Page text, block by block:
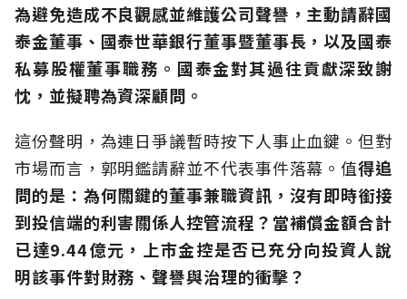
為避免造成不良觀感並維護公司聲譽，主動請辭國
泰金董事、國泰世華銀行董事暨董事長，以及國泰
私募股權董事職務。國泰金對其過往貢獻深致謝
忱，並擬聘為資深顧問。
這份聲明，為連日爭議暫時按下人事止血鍵。但對
市場而言，郭明鑑請辭並不代表事件落幕。值得追
問的是：為何關鍵的董事兼職資訊，沒有即時銜接
到投信端的利害關係人控管流程？當補償金額合計
已達9.44億元，上市金控是否已充分向投資人說
明該事件對財務、聲譽與治理的衝擊？